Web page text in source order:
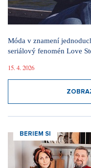
Móda v znamení
seriálový fenomén Love
15. 4. 2026
BERIEM SI